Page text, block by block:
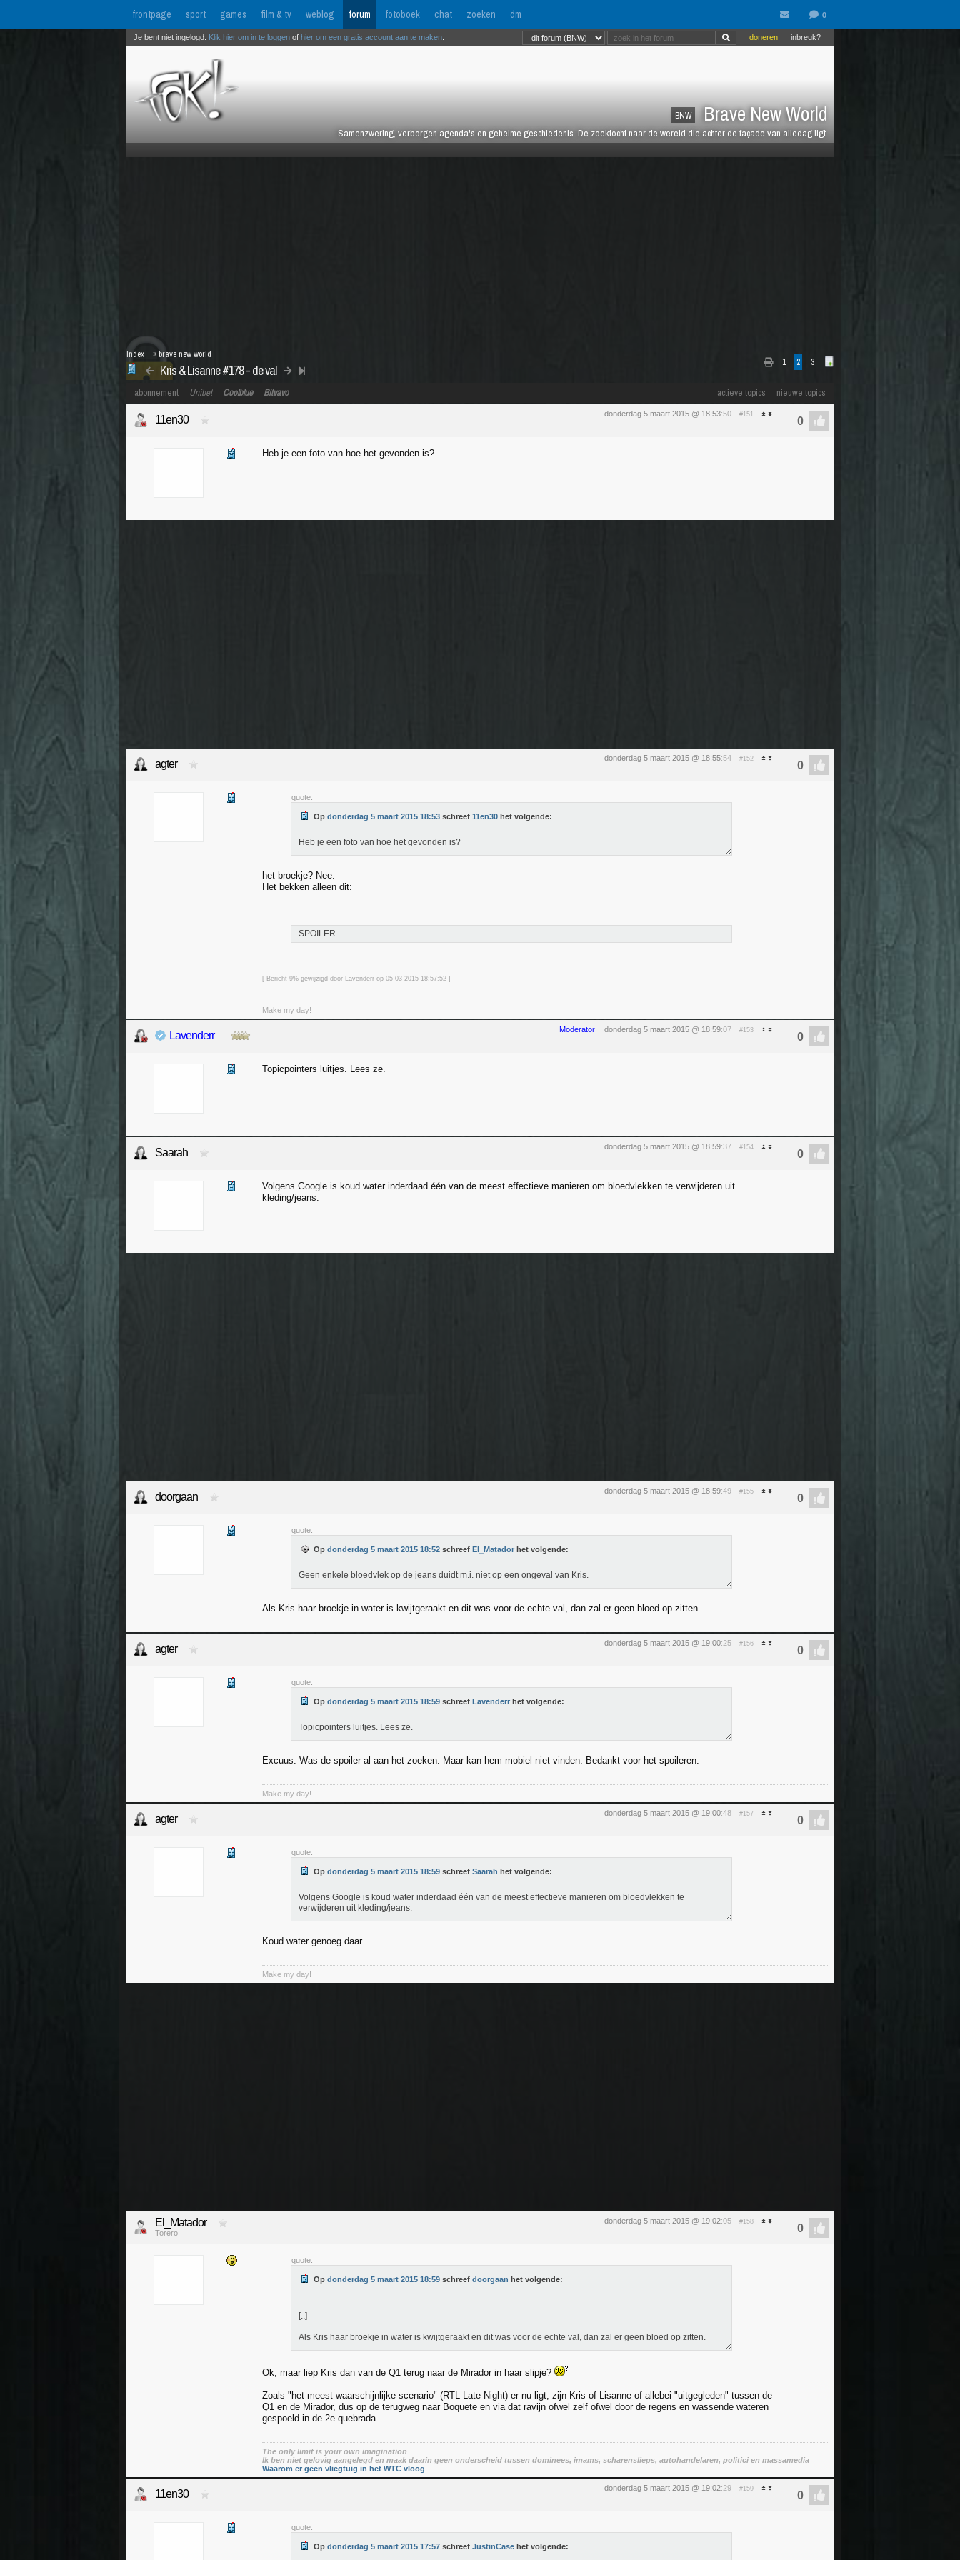
frontpage sport games film & tv weblog forum fotoboek chat zoeken dm
BNW Brave New World
Samenzwering, verborgen agenda's en geheime geschiedenis. De zoektocht naar de wereld die achter de façade van alledag ligt.
inbreuk?
doneren
Je bent niet ingelogd. Klik hier om in te loggen of hier om een gratis account aan te maken
1 2 3
Kris & Lisanne #178 - de val
Index » brave new world
actieve topics nieuwe topics
abonnement Unibet Coolblue Bitvavo
donderdag 5 maart 2015 @ 18:53:50 #151
11en30
Heb je een foto van hoe het gevonden is?
donderdag 5 maart 2015 @ 18:55:54 #152
agter
quote:
Op donderdag 5 maart 2015 18:53 schreef 11en30 het volgende:
Heb je een foto van hoe het gevonden is?
het broekje? Nee.
Het bekken alleen dit:
SPOILER
[ Bericht 9% gewijzigd door Lavenderr op 05-03-2015 18:57:52 ]
Make my day!
Moderator donderdag 5 maart 2015 @ 18:59:07 #153
Lavenderr
Topicpointers luitjes. Lees ze.
donderdag 5 maart 2015 @ 18:59:37 #154
Saarah
Volgens Google is koud water inderdaad één van de meest effectieve manieren om bloedvlekken te verwijderen uit
kleding/jeans.
donderdag 5 maart 2015 @ 18:59:49 #155
doorgaan
quote:
Op donderdag 5 maart 2015 18:52 schreef El_Matador het volgende:
Geen enkele bloedvlek op de jeans duidt m.i. niet op een ongeval van Kris.
Als Kris haar broekje in water is kwijtgeraakt en dit was voor de echte val, dan zal er geen bloed op zitten.
donderdag 5 maart 2015 @ 19:00:25 #156
agter
quote:
Op donderdag 5 maart 2015 18:59 schreef Lavenderr het volgende:
Topicpointers luitjes. Lees ze.
Excuus. Was de spoiler al aan het zoeken. Maar kan hem mobiel niet vinden. Bedankt voor het spoileren.
Make my day!
donderdag 5 maart 2015 @ 19:00:48 #157
agter
quote:
Op donderdag 5 maart 2015 18:59 schreef Saarah het volgende:
Volgens Google is koud water inderdaad één van de meest effectieve manieren om bloedvlekken te
verwijderen uit kleding/jeans.
Koud water genoeg daar.
Make my day!
donderdag 5 maart 2015 @ 19:02:05 #158
El_Matador
Torero
quote:
Op donderdag 5 maart 2015 18:59 schreef doorgaan het volgende:
[..]
Als Kris haar broekje in water is kwijtgeraakt en dit was voor de echte val, dan zal er geen bloed op zitten.
Ok, maar liep Kris dan van de Q1 terug naar de Mirador in haar slipje?
Zoals "het meest waarschijnlijke scenario" (RTL Late Night) er nu ligt, zijn Kris of Lisanne of allebei "uitgegleden" tussen de
Q1 en de Mirador, dus op de terugweg naar Boquete en via dat ravijn ofwel zelf ofwel door de regens en wassende wateren
gespoeld in de 2e quebrada.
The only limit is your own imagination
Ik ben niet gelovig aangelegd en maak daarin geen onderscheid tussen dominees, imams, scharenslieps, autohandelaren, politici en massamedia
Waarom er geen vliegtuig in het WTC vloog
donderdag 5 maart 2015 @ 19:02:29 #159
11en30
quote:
Op donderdag 5 maart 2015 17:57 schreef JustinCase het volgende: